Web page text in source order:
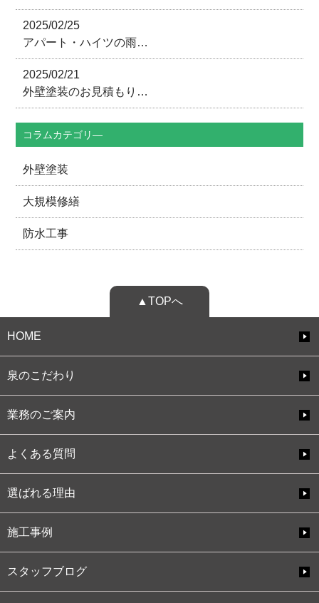
2025/02/25
アパート・ハイツの雨…
2025/02/21
外壁塗装のお見積もり…
コラムカテゴリ―
外壁塗装
大規模修繕
防水工事
▲TOPへ
HOME
泉のこだわり
業務のご案内
よくある質問
選ばれる理由
施工事例
スタッフブログ